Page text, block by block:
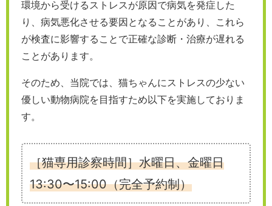
環境から受けるストレスが原因で病気を発症した
り、病気悪化させる要因となることがあり、これら
が検査に影響することで正確な診断・治療が遅れる
ことがあります。
そのため、当院では、猫ちゃんにストレスの少ない
優しい動物病院を目指すため以下を実施しておりま
す。
［猫専用診察時間］水曜日、金曜日
13:30〜15:00（完全予約制）